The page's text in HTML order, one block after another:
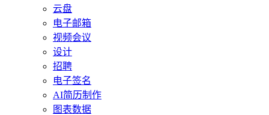
云盘
电子邮箱
视频会议
设计
招聘
电子签名
AI简历制作
图表数据